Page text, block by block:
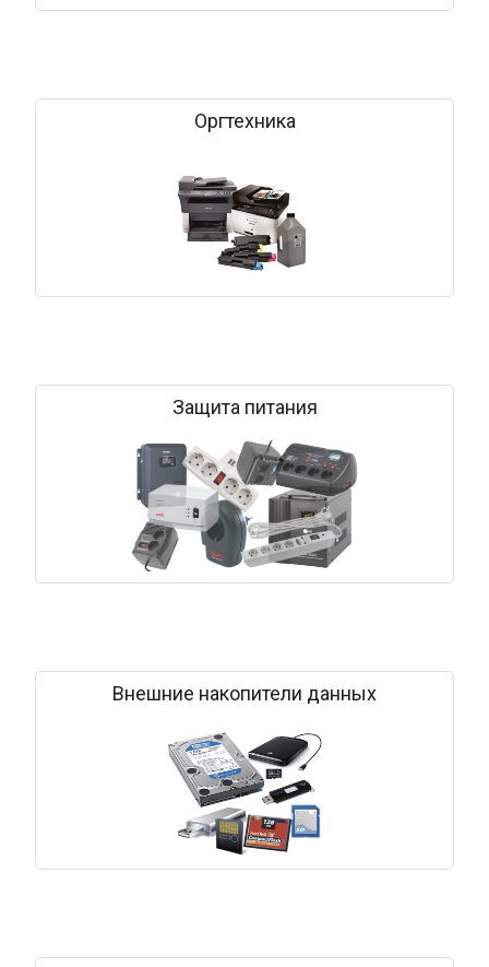
Оргтехника
Защита питания
Внешние накопители данных